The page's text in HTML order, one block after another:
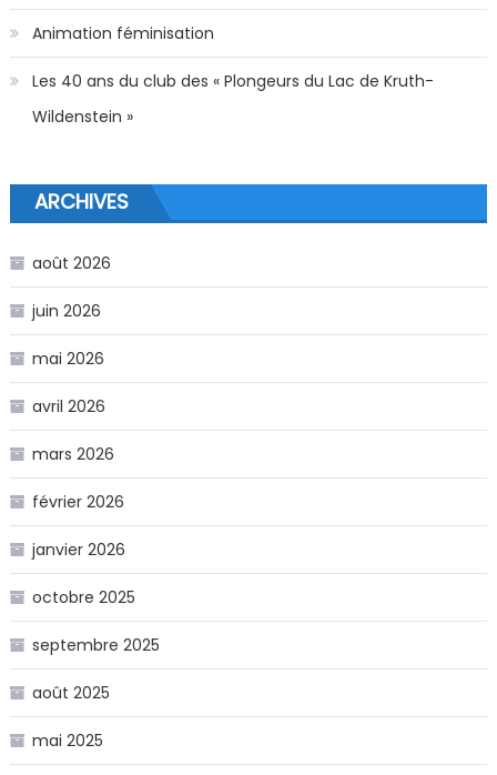
Animation féminisation
Les 40 ans du club des « Plongeurs du Lac de Kruth-
Wildenstein »
ARCHIVES
août 2026
juin 2026
mai 2026
avril 2026
mars 2026
février 2026
janvier 2026
octobre 2025
septembre 2025
août 2025
mai 2025